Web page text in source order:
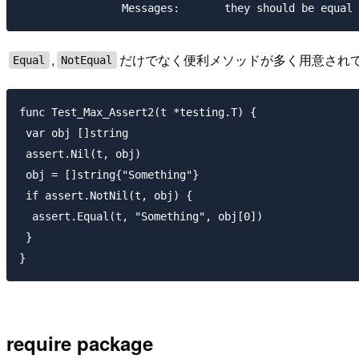
Equal , NotEqual だけでなく便利メソッドが多く用意され
func Test_Max_Assert2(t *testing.T) {
var obj []string
assert.Nil(t, obj)
obj = []string{"Something"}
if assert.NotNil(t, obj) {
  assert.Equal(t, "Something", obj[0])
}
require package